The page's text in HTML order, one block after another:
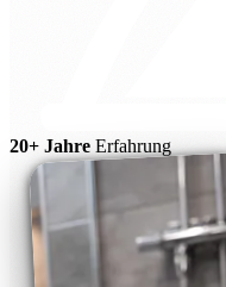
20+ Jahre Erfahrung